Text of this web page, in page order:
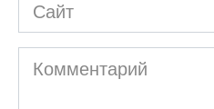
Комментарий